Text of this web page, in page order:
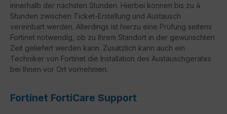
innerhalb der nächsten Stunden. Hierbei können bis zu 4
Stunden zwischen Ticket-Erstellung und Austausch
vereinbart werden. Allerdings ist hierzu eine Prüfung seitens
Fortinet notwendig, ob zu Ihrem Standort in der gewünschten
Zeit geliefert werden kann. Zusätzlich kann auch ein
Techniker von Fortinet die Installation des Austauschgerätes
bei Ihnen vor Ort vornehmen.
Fortinet FortiCare Support